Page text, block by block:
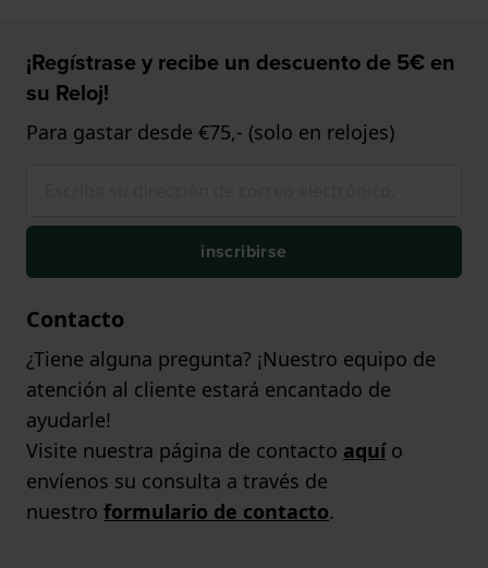
¡Regístrase y recibe un descuento de 5€ en
su Reloj!
Para gastar desde €75,- (solo en relojes)
inscribirse
Contacto
¿Tiene alguna pregunta? ¡Nuestro equipo de
atención al cliente estará encantado de
ayudarle!
Visite nuestra página de contacto aquío
envíenos su consulta a través de
nuestro formulario de contacto.